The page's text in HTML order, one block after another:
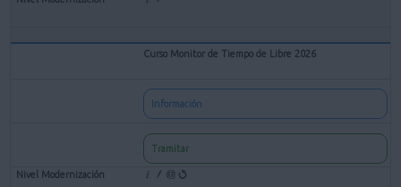
Curso Monitor de Tiempo de Libre 2026
Información
Tramitar